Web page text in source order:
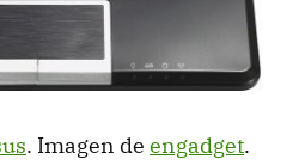
. Imagen de engadget.